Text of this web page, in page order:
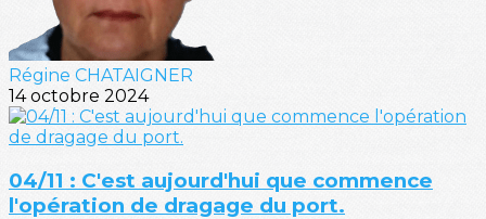
Régine CHATAIGNER
14 octobre 2024
04/11 : C'est aujourd'hui que commence
l'opération de dragage du port.